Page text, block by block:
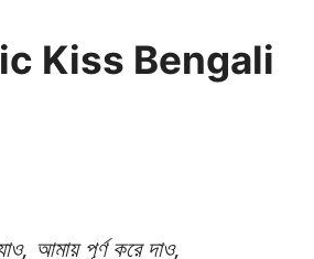
Kiss Bengali
আমায় পূর্ণ করে দাও,